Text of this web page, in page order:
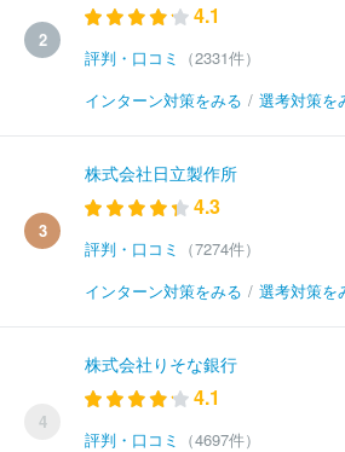
2
4.1
評判・口コミ
（2331件）
インターン対策をみる / 選考対策を
3
株式会社日立製作所
4.3
評判・口コミ
（7274件）
インターン対策をみる / 選考対策を
4
株式会社りそな銀行
4.1
評判・口コミ
（4697件）